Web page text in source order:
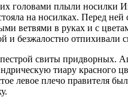
головами плыли носилки
на носилках. Перед
ветвями в руках и с
и безжалостно отпихивали
свиты
тиару красного
левое плечо правителя